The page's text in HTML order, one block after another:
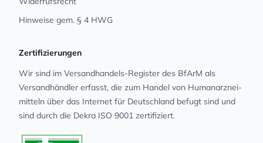
Hinweise gem. § 4 HWG
Zertifizierungen
Wir sind im Versandhandels-Register des BfArM als
Versandhändler erfasst, die zum Handel von Human­arz­nei­
mit­teln über das Internet für Deutschland befugt sind und
sind durch die Dekra ISO 9001 zertifiziert.